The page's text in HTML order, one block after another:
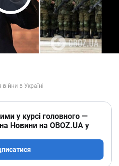
Video
у курсі головного —
Новини на OBOZ.UA у